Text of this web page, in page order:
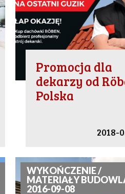
Promocja dla
dekarzy od
Polska
2018-
WYKOŃCZENIE /
MATERIAŁY
2016-09-08